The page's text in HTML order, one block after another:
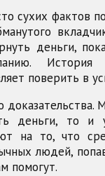
сухих фактов
деньги,
поверить в
доказательства.
деньги, то и
на то, что
людей,
помогут.